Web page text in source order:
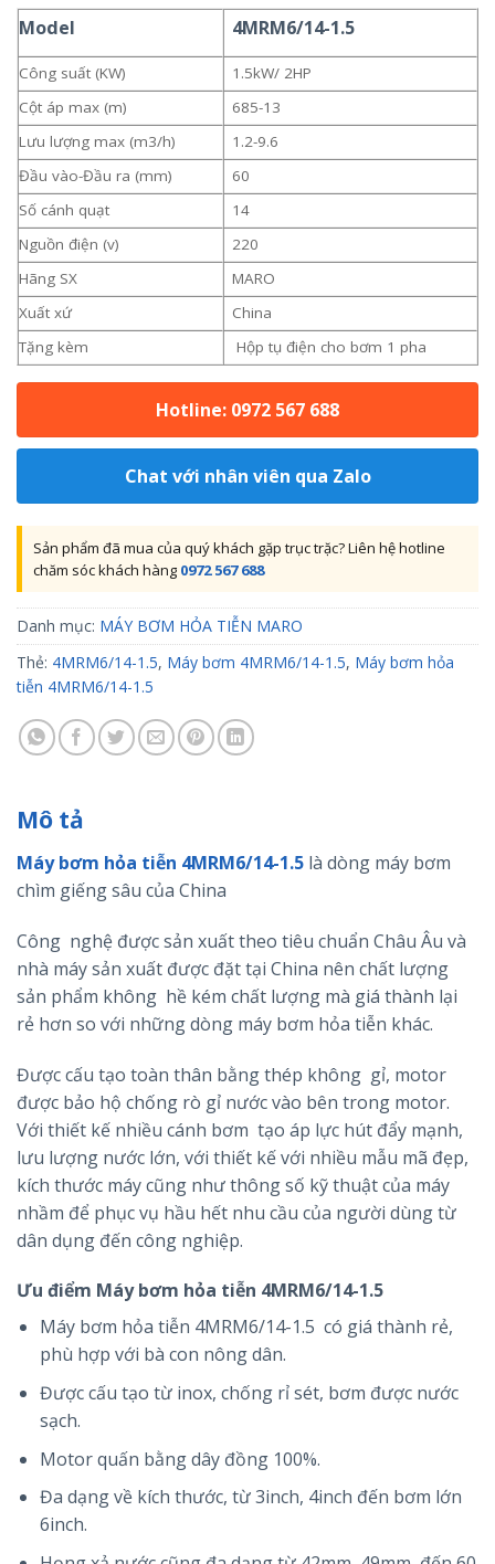
Model 4MRM6/14-1.5
Công suất (KW)
1.5kW/ 2HP
Cột áp max (m)
685-13
Lưu lượng max (m3/h)
1.2-9.6
Đầu vào-Đầu ra (mm)
60
Số cánh quạt
14
Nguồn điện (v)
220
Hãng SX
MARO
Xuất xứ
China
Tặng kèm
Hộp tụ điện cho bơm 1 pha
Hotline: 0972 567 688
Chat với nhân viên qua Zalo
Sản phẩm đã mua của quý khách gặp trục trặc? Liên hệ hotline
chăm sóc khách hàng 0972 567 688
Danh mục: MÁY BƠM HỎA TIỄN MARO
Thẻ: 4MRM6/14-1.5, Máy bơm 4MRM6/14-1.5, Máy bơm hỏa
tiễn 4MRM6/14-1.5
Mô tả
Máy bơm hỏa tiễn 4MRM6/14-1.5 là dòng máy bơm
chìm giếng sâu của China
Công nghệ được sản xuất theo tiêu chuẩn Châu Âu và
nhà máy sản xuất được đặt tại China nên chất lượng
sản phẩm không hề kém chất lượng mà giá thành lại
rẻ hơn so với những dòng máy bơm hỏa tiễn khác.
Được cấu tạo toàn thân bằng thép không gỉ, motor
được bảo hộ chống rò gỉ nước vào bên trong motor.
Với thiết kế nhiều cánh bơm tạo áp lực hút đẩy mạnh,
lưu lượng nước lớn, với thiết kế với nhiều mẫu mã đẹp,
kích thước máy cũng như thông số kỹ thuật của máy
nhầm để phục vụ hầu hết nhu cầu của người dùng từ
dân dụng đến công nghiệp.
Ưu điểm Máy bơm hỏa tiễn 4MRM6/14-1.5
Máy bơm hỏa tiễn 4MRM6/14-1.5 có giá thành rẻ,
phù hợp với bà con nông dân.
Được cấu tạo từ inox, chống rỉ sét, bơm được nước
sạch.
Motor quấn bằng dây đồng 100%.
Đa dạng về kích thước, từ 3inch, 4inch đến bơm lớn
6inch.